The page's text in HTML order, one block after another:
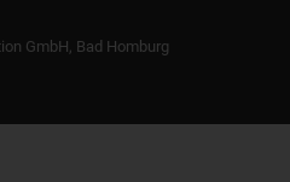
GmbH, Bad Homburg